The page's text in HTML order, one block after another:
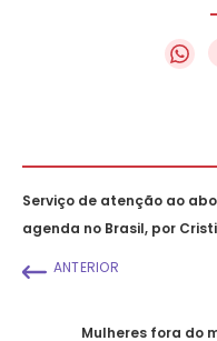
Serviço de atenção ao
agenda no Brasil, por
ANTERIOR
Mulheres fora do